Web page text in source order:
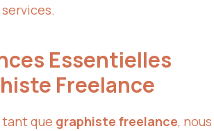
Essentielles
Freelance
que graphiste freelance, nous